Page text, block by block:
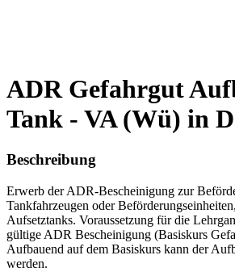
ADR Gefahrgut
Tank - VA (Wü) in
Beschreibung
Erwerb der ADR-Bescheinigung zur
Tankfahrzeugen oder
Aufsetztanks. Voraussetzung für die
gültige ADR Bescheinigung (Basiskurs
Aufbauend auf dem Basiskurs kann der
werden.